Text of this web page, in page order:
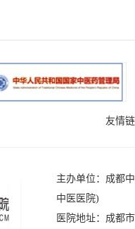
友情链
主办单位：成都
中医医院)
医院地址：成都